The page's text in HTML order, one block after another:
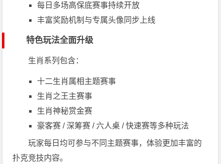
每日多场高保底赛事持续开放
丰富奖励机制与专属头像同步上线
特色玩法全面升级
生肖系列包含：
十二生肖属相主题赛事
生肖之王主赛事
生肖神秘赏金赛
豪客赛 / 深筹赛 / 六人桌 / 快速赛等多种玩法
玩家每日均可参与不同主题赛事，体验更加丰富的
扑克竞技内容。